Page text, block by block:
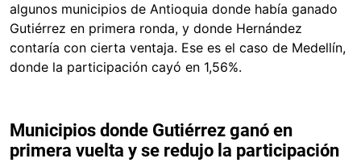
algunos municipios de Antioquia donde había ganado
Gutiérrez en primera ronda, y donde Hernández
contaría con cierta ventaja. Ese es el caso de Medellín,
donde la participación cayó en 1,56%.